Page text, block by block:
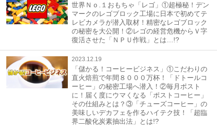
世界Ｎｏ.１おもちゃ「レゴ」①超極秘！デン
マークのレゴブロック工場に日本で初めてテ
レビカメラが潜入取材！精密なレゴブロック
の秘密を大公開！②レゴの経営危機からＶ字
復活させた「ＮＰＵ作戦」とは…!?
2023.12.19
「儲かる！コーヒービジネス」①こだわりの
直火焙煎で年間８０００万杯！「ドトールコ
ーヒー」の秘密工場へ潜入！②毎月ポスト
に！届く度にウマくなる「ポストコーヒー」
その仕組みとは？③「チューズコーヒー」の
美味しいデカフェを作るハイテク技！「超臨
界二酸化炭素抽出法」とは!?